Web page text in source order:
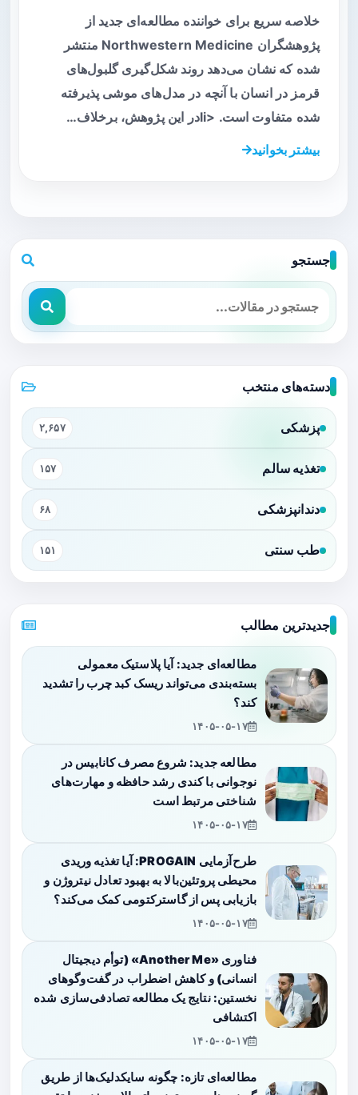
خلاصه سریع برای خواننده مطالعه‌ای جدید از
پژوهشگران Northwestern Medicine منتشر
شده که نشان می‌دهد روند شکل‌گیری گلبول‌های
قرمز در انسان با آنچه در مدل‌های موشی پذیرفته
شده متفاوت است. <liدر این پژوهش، برخلاف…
بیشتر بخوانید
جستجو
دسته‌های منتخب
پزشکی ۲,۶۵۷
تغذیه سالم ۱۵۷
دندانپزشکی ۶۸
طب سنتی ۱۵۱
جدیدترین مطالب
مطالعه‌ای جدید: آیا پلاستیک معمولی
بسته‌بندی می‌تواند ریسک کبد چرب را تشدید
کند؟
۱۴۰۵-۰۵-۱۷
مطالعه جدید: شروع مصرف کانابیس در
نوجوانی با کندی رشد حافظه و مهارت‌های
شناختی مرتبط است
۱۴۰۵-۰۵-۱۷
طرح‌آزمایی PROGAIN: آیا تغذیه وریدی
محیطی پروتئین‌بالا به بهبود تعادل نیتروژن و
بازیابی پس از گاسترکتومی کمک می‌کند؟
۱۴۰۵-۰۵-۱۷
فناوری «Another Me» (توأم دیجیتال
انسانی) و کاهش اضطراب در گفت‌وگوهای
نخستین: نتایج یک مطالعه تصادفی‌سازی شده
اکتشافی
۱۴۰۵-۰۵-۱۷
مطالعه‌ای تازه: چگونه سایکدلیک‌ها از طریق